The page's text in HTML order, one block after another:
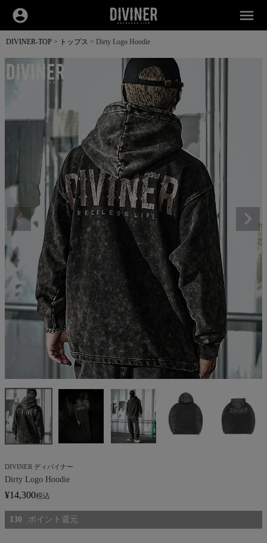
account_circle menu
DIVINER-TOP トップス Dirty Logo Hoodie
DIVINER ディバイナー
Dirty Logo Hoodie
¥14,300税込
130